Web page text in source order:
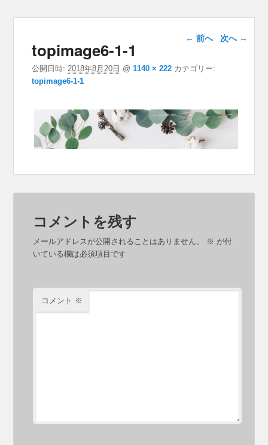
画像ナビゲー
ション
← 前へ 次へ →
topimage6-1-1
公開日時: 2018年8月20日 @1140 × 222 カテゴリー:
topimage6-1-1
コメントを残す
メールアドレスが公開されることはありません。 ※ が付
いている欄は必須項目です
コメント ※